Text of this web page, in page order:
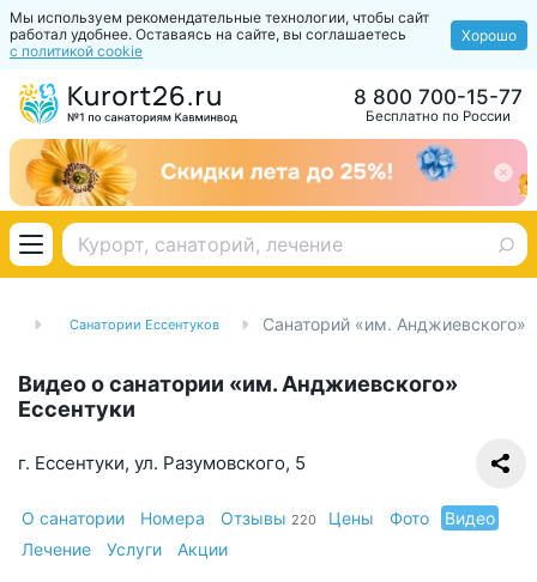
Мы используем рекомендательные технологии, чтобы сайт
работал удобнее. Оставаясь на сайте, вы соглашаетесь
с политикой cookie
Хорошо
Бесплатно по России
8 800 700-15-77
Санатории Ессентуков Санаторий «им. Анджиевского»
Видео о санатории «им. Анджиевского»
Ессентуки
г. Ессентуки, ул. Разумовского, 5
О санатории Номера Отзывы 220 Цены Фото
Видео
Лечение
Услуги Акции